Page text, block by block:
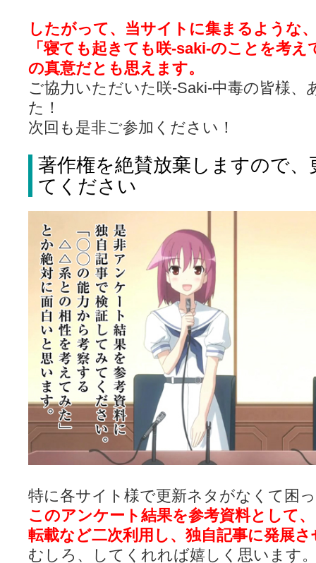
したがって、当サイトに集まるような
「寝ても起きても咲-saki-のことを考
の真意だとも思えます。
ご協力いただいた咲-Saki-中毒の皆様
た！
次回も是非ご参加ください！
著作権を絶賛放棄しますので
てください
特に各サイト様で更新ネタがなくて困
このアンケート結果を参考資料として、
転載など二次利用し、独自記事に発展
むしろ、してくれれば嬉しく思います